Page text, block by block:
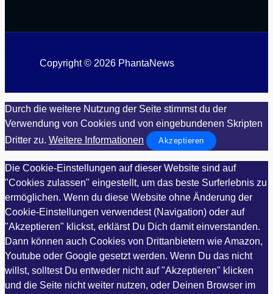
Copyright © 2026 PhantaNews
Durch die weitere Nutzung der Seite stimmst du der
Verwendung von Cookies und von eingebundenen Skripten
Dritter zu. Weitere Informationen Akzeptieren
Die Cookie-Einstellungen auf dieser Website sind auf
"Cookies zulassen" eingestellt, um das beste Surferlebnis zu
ermöglichen. Wenn du diese Website ohne Änderung der
Cookie-Einstellungen verwendest (Navigation) oder auf
"Akzeptieren" klickst, erklärst Du Dich damit einverstanden.
Dann können auch Cookies von Drittanbietern wie Amazon,
Youtube oder Google gesetzt werden. Wenn Du das nicht
willst, solltest Du entweder nicht auf "Akzeptieren" klicken
und die Seite nicht weiter nutzen, oder Deinen Browser im